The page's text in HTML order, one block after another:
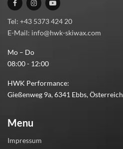
Tel: +43 5373 424 20
E-Mail: info@hwk-skiwax.com
Mo – Do
08:00 - 12:00
HWK Performance:
Gießenweg 9a, 6341 Ebbs, Österreich
Menu
Impressum